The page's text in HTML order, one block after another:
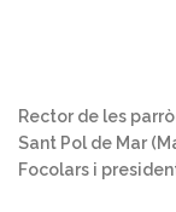
Rector de les
Sant Pol de Mar
Focolars i